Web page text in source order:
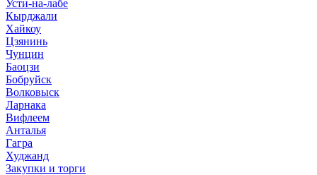
Усти-на-лабе
Кырджали
Хайкоу
Цзянинь
Чунцин
Баоцзи
Бобруйск
Волковыск
Ларнака
Вифлеем
Анталья
Гагра
Худжанд
Закупки и торги